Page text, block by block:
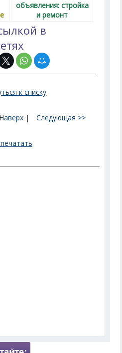
объявления: стройка
и ремонт
в
к списку
Наверх | Следующая >>